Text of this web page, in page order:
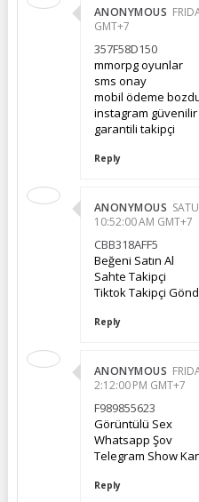
ANONYMOUS
GMT+7
357F58D150
mmorpg oyunlar
sms onay
mobil ödeme
instagram
garantili takipçi
Reply
ANONYMOUS
10:52:00 AM GMT+7
CBB318AFF5
Beğeni Satın Al
Sahte Takipçi
Tiktok Takipçi
Reply
ANONYMOUS
2:12:00 PM GMT+7
F989855623
Görüntülü Sex
Whatsapp Şov
Telegram Show
Reply